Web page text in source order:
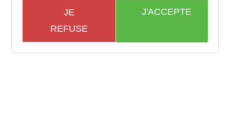
JE
REFUSE
J'ACCEPTE